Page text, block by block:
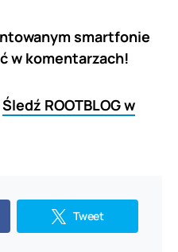
smartfonie
w komentarzach!
Śledź ROOTBLOG w
Tweet